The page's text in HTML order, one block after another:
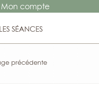
Mon compte
LES SÉANCES
précédente